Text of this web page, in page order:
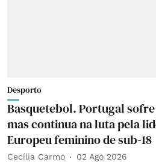
Desporto
Basquetebol. Portugal
mas continua na luta pela
Europeu feminino de sub-18
Cecília Carmo 02 Ago 2026